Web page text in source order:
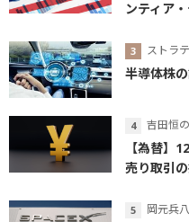
ンティア
ストラ
半導体株
吉田恒
【為替】
売り取引
岡元兵